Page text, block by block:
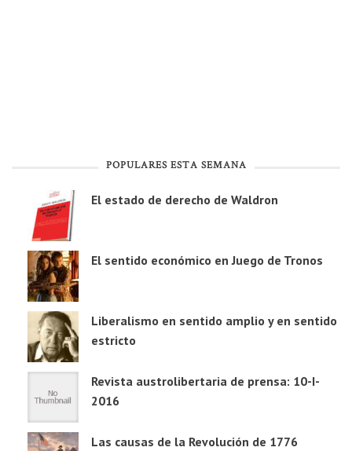
POPULARES ESTA SEMANA
El estado de derecho de Waldron
El sentido económico en Juego de Tronos
Liberalismo en sentido amplio y en sentido
estricto
Revista austrolibertaria de prensa: 10-I-
2016
Las causas de la Revolución de 1776